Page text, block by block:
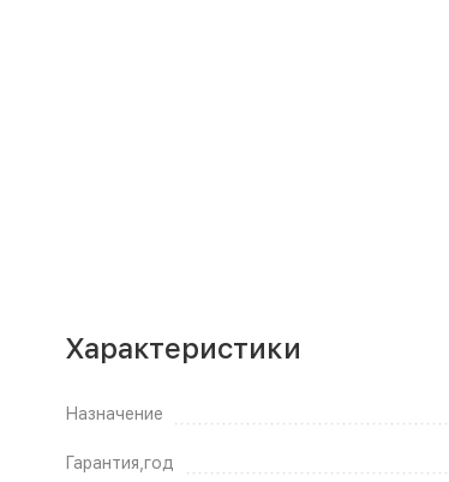
Характеристики
Назначение
Гарантия,год